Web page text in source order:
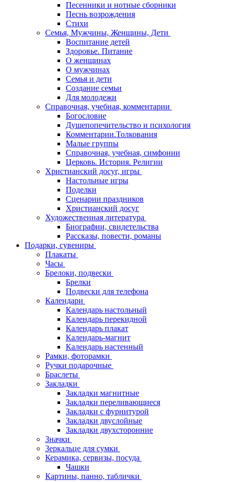
Песенники и нотные сборники
Песнь возрождения
Стихи
Семья, Мужчины, Женщины, Дети
Воспитание детей
Здоровье. Питание
О женщинах
О мужчинах
Семья и дети
Создание семьи
Для молодежи
Справочная, учебная, комментарии
Богословие
Душепопечительство и психология
Комментарии.Толкования
Малые группы
Справочная, учебная, симфонии
Церковь. История. Религии
Христианский досуг, игры
Настольные игры
Поделки
Сценарии праздников
Христианский досуг
Художественная литература
Биографии, свидетельства
Рассказы, повести, романы
Подарки, сувениры
Плакаты
Часы
Брелоки, подвески
Брелки
Подвески для телефона
Календари
Календарь настольный
Календарь перекидной
Календарь плакат
Календарь-магнит
Календарь настенный
Рамки, фоторамки
Ручки подарочные
Браслеты
Закладки
Закладки магнитные
Закладки переливающиеся
Закладки с фурнитурой
Закладки двуслойные
Закладки двухсторонние
Значки
Зеркальце для сумки
Керамика, сервизы, посуда
Чашки
Картины, панно, таблички